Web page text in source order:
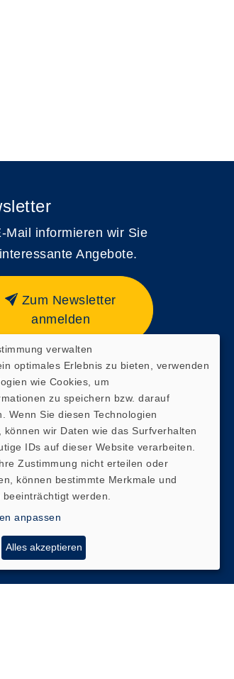
Mail informieren wir Sie
Angebote.
Zum Newsletter
anmelden
zuletzt aktualisiert
19:58
verwalten
optimales Erlebnis zu bieten, verwenden
wie Cookies, um
zu speichern bzw. darauf
Wenn Sie diesen Technologien
können wir Daten wie das Surfverhalten
IDs auf dieser Website verarbeiten.
Zustimmung nicht erteilen oder
können bestimmte Merkmale und
werden.
anpassen
Alles akzeptieren